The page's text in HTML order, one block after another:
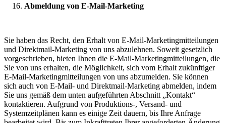
Abmeldung von E-Mail-Marketing
Sie haben das Recht, den Erhalt von E-Mail-Marketingmitteilungen
und Direktmail-Marketing von uns abzulehnen. Soweit gesetzlich
vorgeschrieben, bieten Ihnen die E-Mail-Marketingmitteilungen, die
Sie von uns erhalten, die Möglichkeit, sich vom Erhalt zukünftiger
E-Mail-Marketingmitteilungen von uns abzumelden. Sie können
sich auch von E-Mail- und Direktmail-Marketing abmelden, indem
Sie uns gemäß dem unten aufgeführten Abschnitt „Kontakt“
kontaktieren. Aufgrund von Produktions-, Versand- und
Systemzeitplänen kann es einige Zeit dauern, bis Ihre Anfrage